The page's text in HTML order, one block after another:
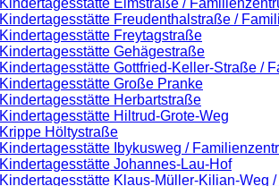
Kindertagesstätte Freudenthalstraße /
Kindertagesstätte Freytagstraße
Kindertagesstätte Gehägestraße
Kindertagesstätte Gottfried-Keller-Straße /
Kindertagesstätte Große Pranke
Kindertagesstätte Herbartstraße
Kindertagesstätte Hiltrud-Grote-Weg
Krippe Höltystraße
Kindertagesstätte Ibykusweg /
Kindertagesstätte Johannes-Lau-Hof
Kindertagesstätte Klaus-Müller-Kilian-Weg